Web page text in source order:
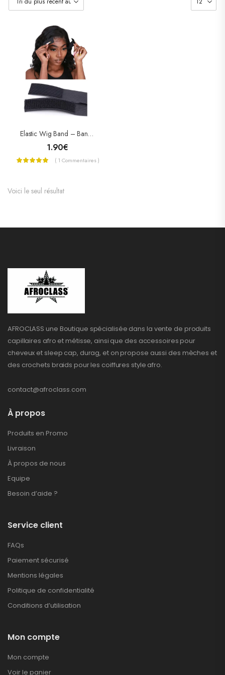
Elastic Wig Band – Bande Élastique Réglable
1.90€
( 1 Commentaires )
Voici le seul résultat
AFROCLASS une Boutique spécialisée dans la vente de produits
capillaires afro et métisse, ainsi que des accessoires pour
cheveux et sleep cap, durag, et on propose aussi des mèches et
des crochets braids pour les coiffures style afro.
contact@afroclass.com
À propos
Produits en Promo
Livraison
À propos de nous
Equipe
Besoin d’aide ?
Service client
FAQs
Paiement sécurisé
Mentions légales
Politique de confidentialité
Conditions d’utilisation
Mon compte
Mon compte
Voir le panier